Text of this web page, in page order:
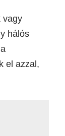
vagy
hálós
el azzal,